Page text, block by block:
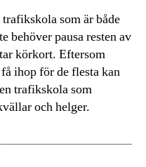
som är både
behöver pausa resten av
körkort. Eftersom
ihop för de flesta kan
trafikskola som
och helger.